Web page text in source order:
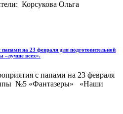
Корсукова Ольга
на 23 февраля для подготовительной
–лучше всех».
с папами на 23 февраля
№5 «Фантазеры» «Наши